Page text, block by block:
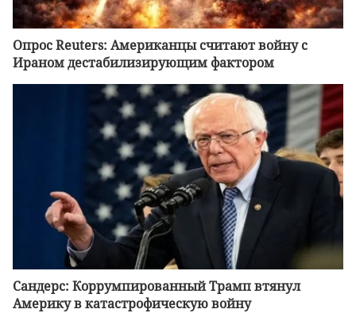
Опрос Reuters: Американцы считают войну с
Ираном дестабилизирующим фактором
Сандерс: Коррумпированный Трамп втянул
Америку в катастрофическую войну